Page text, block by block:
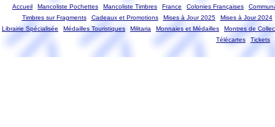
Accueil Mancoliste Pochettes Mancoliste Timbres France Colonies Françaises
Timbres sur Fragments
Cadeaux et Promotions Mises à Jour 2025
Mises à Jour 2024
Librairie Spécialisée
Médailles Touristiques Militaria Monnaies et Médailles
Montres de
Télécartes
Tickets